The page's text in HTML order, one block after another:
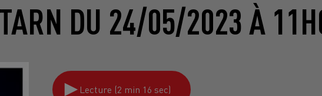
DU 24/05/2023 À
Lecture (2 min 16 sec)